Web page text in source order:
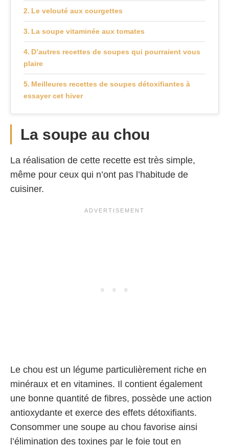
Le velouté aux courgettes
La soupe vitaminée aux tomates
D’autres recettes de soupes qui pourraient vous
plaire
Meilleures recettes de soupes détoxifiantes à
essayer cet hiver
La soupe au chou
La réalisation de cette recette est très simple,
même pour ceux qui n’ont pas l’habitude de
cuisiner.
Le chou est un légume particulièrement riche en
minéraux et en vitamines. Il contient également
une bonne quantité de fibres, possède une action
antioxydante et exerce des effets détoxifiants.
Consommer une soupe au chou favorise ainsi
l’élimination des toxines par le foie tout en